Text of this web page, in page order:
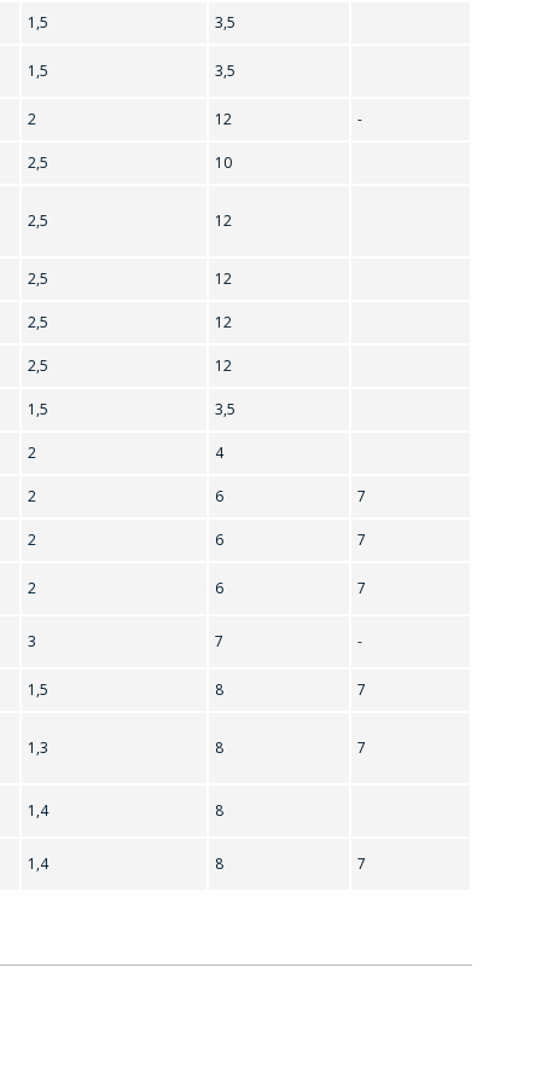
1,5
3,5
1,5 3,5
2 12 -
2,5 10
2,5 12
2,5 12
2,5 12
2,5 12
1,5 3,5
2 4
2 6 7
2 6
7
2 6 7
3 7 -
1,5 8 7
1,3 8 7
1,4 8
1,4 8 7